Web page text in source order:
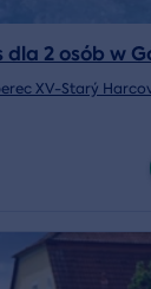
dla 2 osób w
XV-Starý